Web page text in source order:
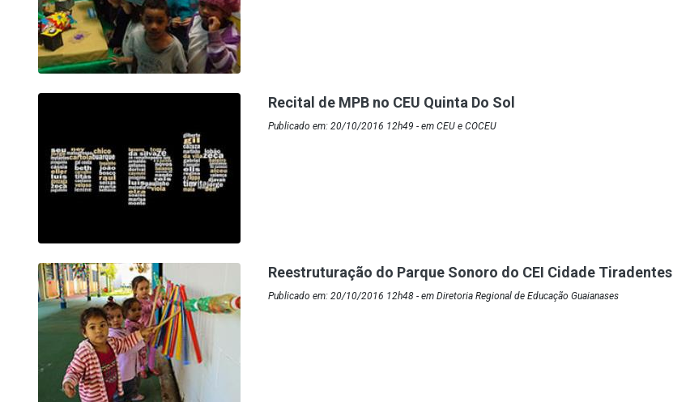
Recital de MPB no CEU Quinta Do Sol
Publicado em: 20/10/2016 12h49 - em CEU e COCEU
Reestruturação do Parque Sonoro do CEI Cidade Tiradentes
Publicado em: 20/10/2016 12h48 - em Diretoria Regional de Educação Guaianases